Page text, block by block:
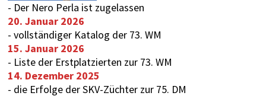
- Der Nero Perla ist zugelassen
20. Januar 2026
- vollständiger Katalog der 73. WM
15. Januar 2026
- Liste der Erstplatzierten zur 73. WM
14. Dezember 2025
- die Erfolge der SKV-Züchter zur 75. DM